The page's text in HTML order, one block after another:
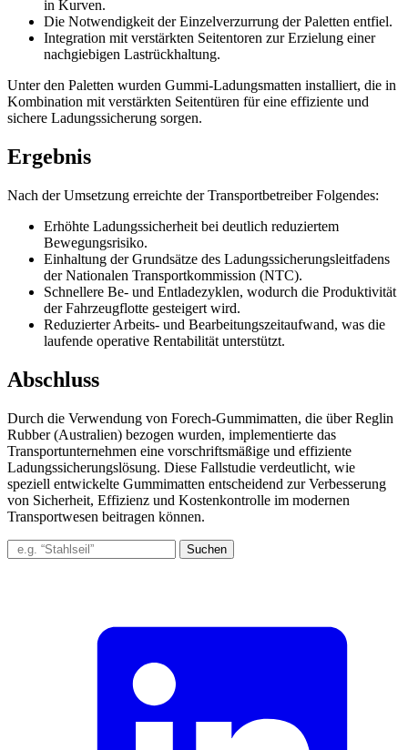
in Kurven.
Die Notwendigkeit der Einzelverzurrung der Paletten entfiel.
Integration mit verstärkten Seitentoren zur Erzielung einer
nachgiebigen Lastrückhaltung.
Unter den Paletten wurden Gummi-Ladungsmatten installiert, die in
Kombination mit verstärkten Seitentüren für eine effiziente und
sichere Ladungssicherung sorgen.
Ergebnis
Nach der Umsetzung erreichte der Transportbetreiber Folgendes:
Erhöhte Ladungssicherheit bei deutlich reduziertem
Bewegungsrisiko.
Einhaltung der Grundsätze des Ladungssicherungsleitfadens
der Nationalen Transportkommission (NTC).
Schnellere Be- und Entladezyklen, wodurch die Produktivität
der Fahrzeugflotte gesteigert wird.
Reduzierter Arbeits- und Bearbeitungszeitaufwand, was die
laufende operative Rentabilität unterstützt.
Abschluss
Durch die Verwendung von Forech-Gummimatten, die über Reglin
Rubber (Australien) bezogen wurden, implementierte das
Transportunternehmen eine vorschriftsmäßige und effiziente
Ladungssicherungslösung. Diese Fallstudie verdeutlicht, wie
speziell entwickelte Gummimatten entscheidend zur Verbesserung
von Sicherheit, Effizienz und Kostenkontrolle im modernen
Transportwesen beitragen können.
Suchen